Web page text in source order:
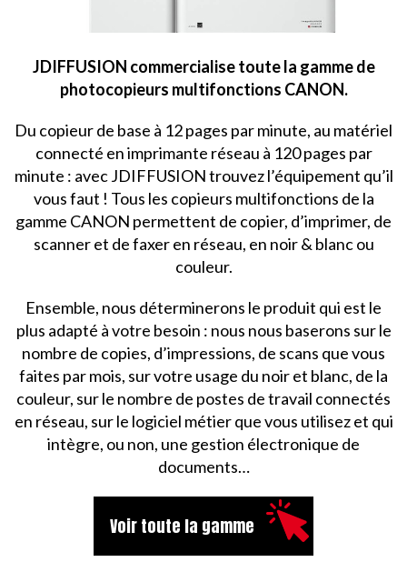
JDIFFUSION commercialise toute la gamme de
photocopieurs multifonctions CANON.
Du copieur de base à 12 pages par minute, au matériel
connecté en imprimante réseau à 120 pages par
minute : avec JDIFFUSION trouvez l’équipement qu’il
vous faut ! Tous les copieurs multifonctions de la
gamme CANON permettent de copier, d’imprimer, de
scanner et de faxer en réseau, en noir & blanc ou
couleur.
Ensemble, nous déterminerons le produit qui est le
plus adapté à votre besoin : nous nous baserons sur le
nombre de copies, d’impressions, de scans que vous
faites par mois, sur votre usage du noir et blanc, de la
couleur, sur le nombre de postes de travail connectés
en réseau, sur le logiciel métier que vous utilisez et qui
intègre, ou non, une gestion électronique de
documents…
Voir toute la gamme